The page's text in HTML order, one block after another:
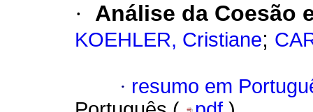
· Análise da Coesão
KOEHLER, Cristiane;
· resumo em